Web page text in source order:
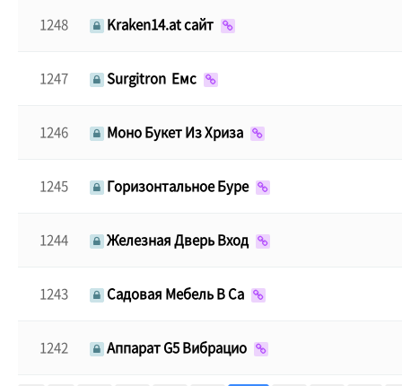
1248 Kraken14.at сайт
1247 Surgitron Емс
1246 Моно Букет Из Хриза
1245 Горизонтальное Буре
1244 Железная Дверь Вход
1243 Садовая Мебель В Са
1242 Аппарат G5 Вибрацио